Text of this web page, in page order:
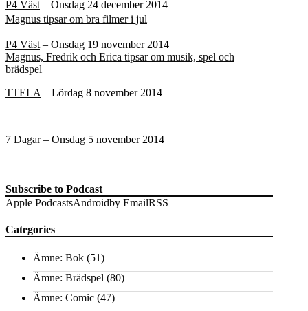
P4 Väst – Onsdag 24 december 2014
Magnus tipsar om bra filmer i jul
P4 Väst – Onsdag 19 november 2014
Magnus, Fredrik och Erica tipsar om musik, spel och
brädspel
TTELA – Lördag 8 november 2014
7 Dagar– Onsdag 5 november 2014
Subscribe to Podcast
Apple PodcastsAndroidby EmailRSS
Categories
Ämne: Bok (51)
Ämne: Brädspel (80)
Ämne: Comic (47)